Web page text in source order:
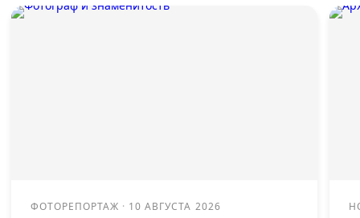
ФОТОРЕПОРТАЖ · 10 АВГУСТА 2026